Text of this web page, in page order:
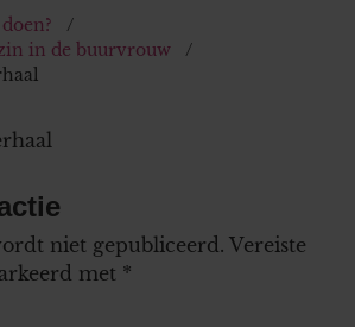
in de buurvrouw
niet gepubliceerd. Vereiste
met *